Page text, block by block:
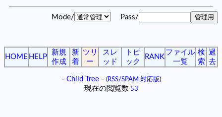
Mode/ Pass/
HOME HELP
新規
作成
新
着
ツリ
ー
スレ
ッド
トピ
ック
RANK
ファイル
一覧
検
索
過
去
- Child Tree- (RSS/SPAM 対応版)
現在の閲覧数 53